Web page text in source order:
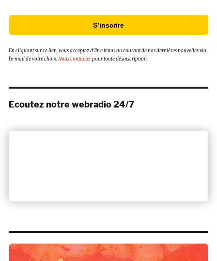
S’inscrire
En cliquant sur ce lien, vous acceptez d’être tenus au courant de nos dernières nouvelles via
l’e-mail de votre choix.Nous contacterpour toute désinscription.
Ecoutez notre webradio 24/7